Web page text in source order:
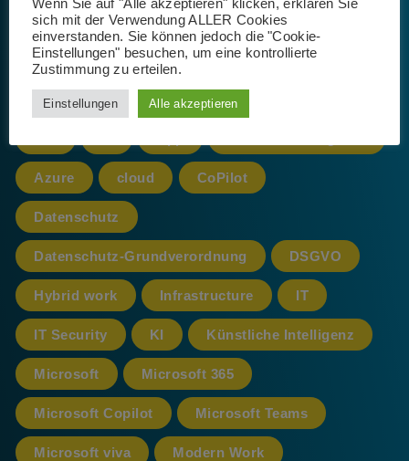
Schlagwörter
Azure cloud CoPilot
Datenschutz
Datenschutz-Grundverordnung DSGVO
Hybrid work Infrastructure IT
IT Security KI Künstliche Intelligenz
Microsoft Microsoft 365
Microsoft Copilot Microsoft Teams
Microsoft viva Modern Work
Wenn Sie auf "Alle akzeptieren" klicken, erklären Sie
sich mit der Verwendung ALLER Cookies
einverstanden. Sie können jedoch die "Cookie-
Einstellungen" besuchen, um eine kontrollierte
Zustimmung zu erteilen.
Einstellungen Alle akzeptieren